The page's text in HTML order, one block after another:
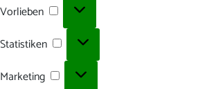
Vorlieben
Vorlieben
Statistiken Statistiken
Marketing
Marketing